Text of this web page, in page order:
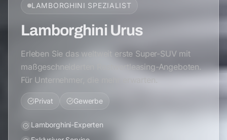
LAMBORGHINI SPEZIALIST
Lamborghini Urus
Erleben Sie das weltweit erste Super-SUV mit
maßgeschneiderten Restwertleasing-Angeboten.
Für Unternehmer, die mehr erwarten.
Privat Gewerbe
Lamborghini-Experten